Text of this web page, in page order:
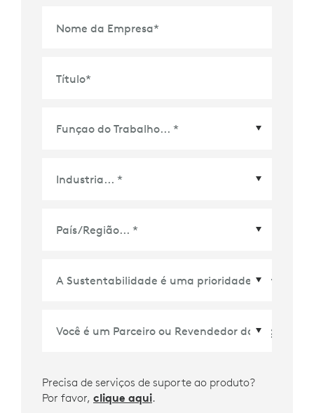
Nome da Empresa*
Título*
Precisa de serviços de suporte ao produto?
Por favor, clique aqui.